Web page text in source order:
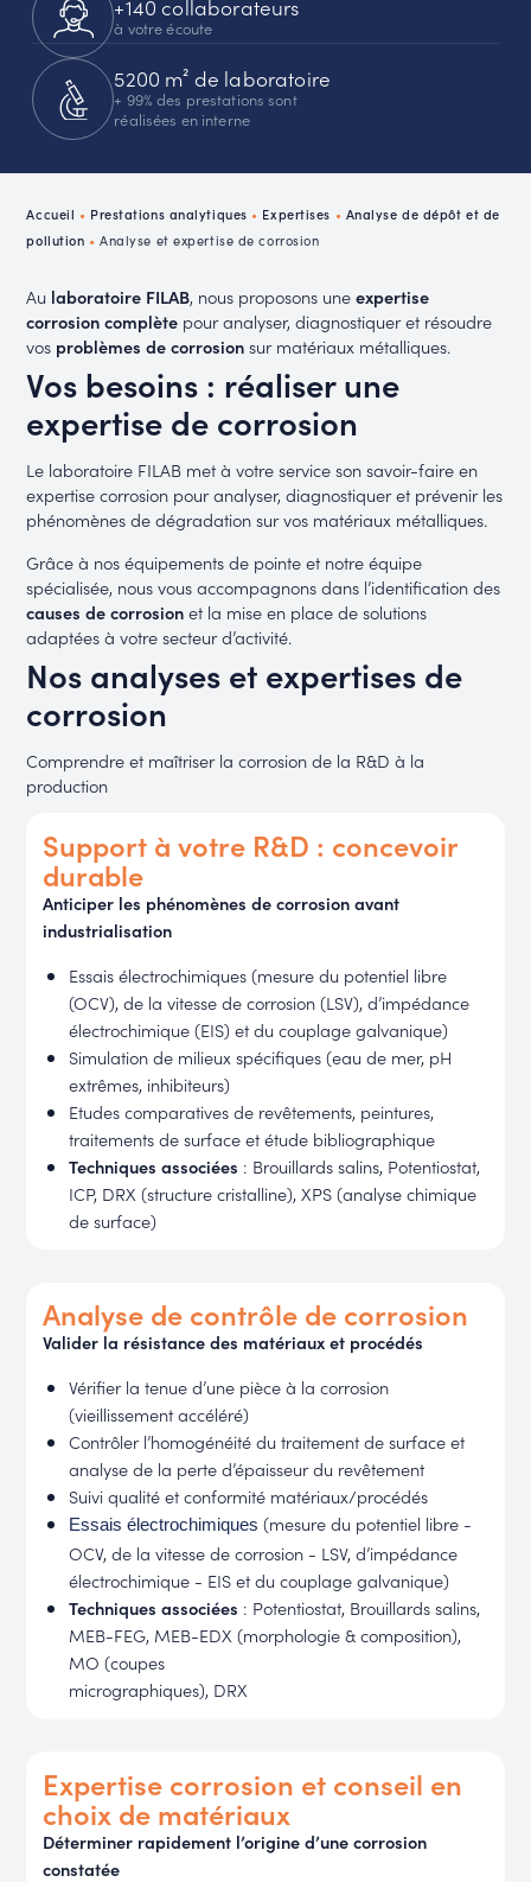
+140 collaborateurs
à votre écoute
5200 m² de laboratoire
+ 99% des prestations sont
réalisées en interne
Accueil • Prestations analytiques • Expertises • Analyse de dépôt et de
pollution •Analyse et expertise de corrosion
Au laboratoire FILAB, nous proposons uneexpertise
corrosion complète pour analyser, diagnostiquer et résoudre
vos problèmes de corrosionsur matériaux métalliques.
Vos besoins : réaliser une
expertise de corrosion
Le laboratoire FILAB met à votre service son savoir-faire en
expertise corrosion pour analyser, diagnostiquer et prévenir les
phénomènes de dégradation sur vos matériaux métalliques.
Grâce à nos équipements de pointe et notre équipe
spécialisée, nous vous accompagnons dans l’identification des
causes de corrosionet la mise en place de solutions
adaptées à votre secteur d’activité.
Nos analyses et expertises de
corrosion
Comprendre et maîtriser la corrosion de la R&D à la
production
Support à votre R&D : concevoir
durable
Anticiper les phénomènes de corrosion avant
industrialisation
Essais électrochimiques (mesure du potentiel libre
(OCV), de la vitesse de corrosion (LSV), d’impédance
électrochimique (EIS) et du couplage galvanique)
Simulation de milieux spécifiques (eau de mer, pH
extrêmes, inhibiteurs)
Etudes comparatives de revêtements, peintures,
traitements de surface et étude bibliographique
Techniques associées : Brouillards salins, Potentiostat,
ICP, DRX (structure cristalline), XPS (analyse chimique
de surface)
Analyse de contrôle de corrosion
Valider la résistance des matériaux et procédés
Vérifier la tenue d’une pièce à la corrosion
(vieillissement accéléré)
Contrôler l’homogénéité du traitement de surface et
analyse de la perte d’épaisseur du revêtement
Suivi qualité et conformité matériaux/procédés
Essais électrochimiques (mesure du potentiel libre -
OCV, de la vitesse de corrosion - LSV, d’impédance
électrochimique - EIS et du couplage galvanique)
Techniques associées : Potentiostat, Brouillards salins,
MEB-FEG, MEB-EDX (morphologie & composition),
MO (coupes
micrographiques), DRX
Expertise corrosion et conseil en
choix de matériaux
Déterminer rapidement l’origine d’une corrosion
constatée